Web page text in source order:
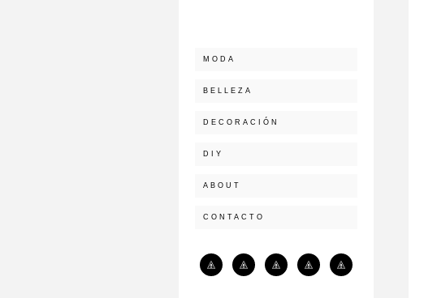
MODA
BELLEZA
DECORACIÓN
DIY
ABOUT
CONTACTO